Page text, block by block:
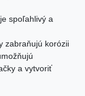
spoľahlivý a
zabraňujú korózii
a vytvoriť